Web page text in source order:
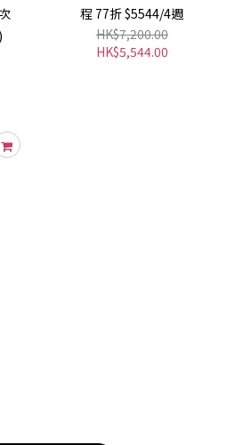
程 77折 $5544/4週
HK$7,200.00
HK$5,544.00